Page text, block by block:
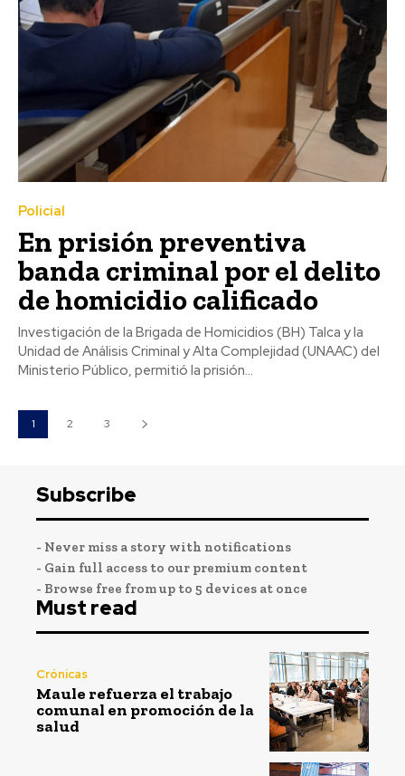
Policial
En prisión preventiva
banda criminal por el delito
de homicidio calificado
Investigación de la Brigada de Homicidios (BH) Talca y la
Unidad de Análisis Criminal y Alta Complejidad (UNAAC) del
Ministerio Público, permitió la prisión...
1 2 3
Subscribe
- Never miss a story with notifications
- Gain full access to our premium content
- Browse free from up to 5 devices at once
Must read
Crónicas
Maule refuerza el trabajo
comunal en promoción de la
salud